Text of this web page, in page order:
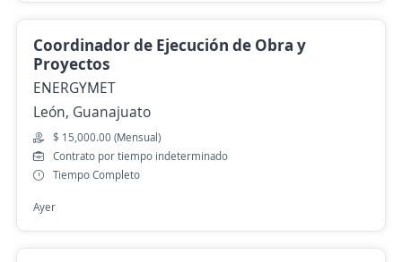
Coordinador de Ejecución de Obra y
Proyectos
ENERGYMET
León, Guanajuato
$ 15,000.00 (Mensual)
Contrato por tiempo indeterminado
Tiempo Completo
Ayer